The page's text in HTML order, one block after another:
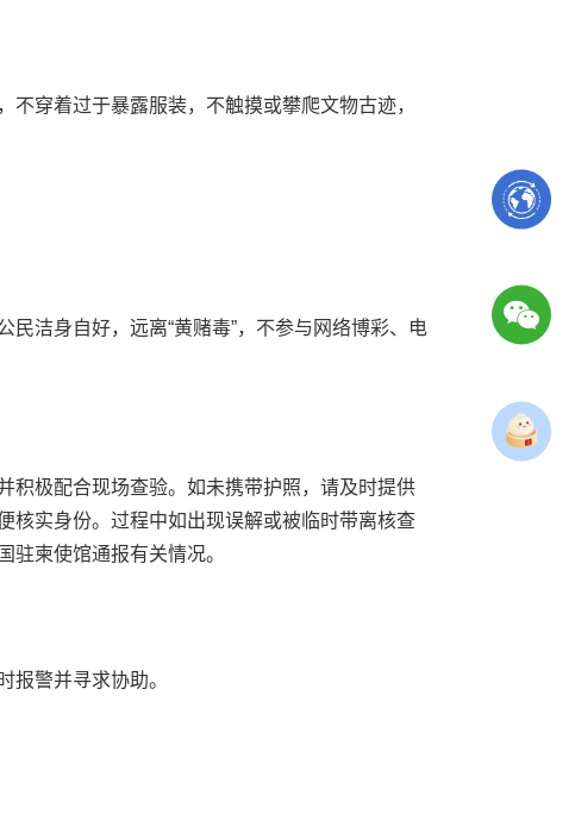
穿着过于暴露服装，不触摸或攀爬文物古迹，
洁身自好，远离“黄赌毒”，不参与网络博彩、电
极配合现场查验。如未携带护照，请及时提供
核实身份。过程中如出现误解或被临时带离核查
柬使馆通报有关情况。
警并寻求协助。